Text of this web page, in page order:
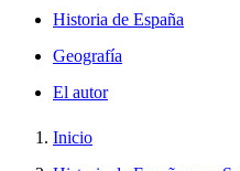
Historia de España
Geografía
El autor
Inicio